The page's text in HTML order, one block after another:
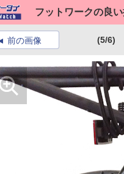
フットワークの良
前の画像 (5/6)